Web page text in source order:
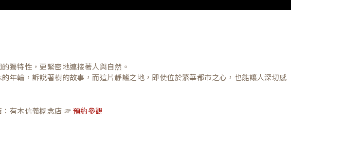
獨特性，更緊密地連接著人與自然。
年輪，訴說著樹的故事，而這片靜謐之地，即使位於繁華都市之心，也能讓人深切感
：有木信義概念店 ☞ 預約參觀